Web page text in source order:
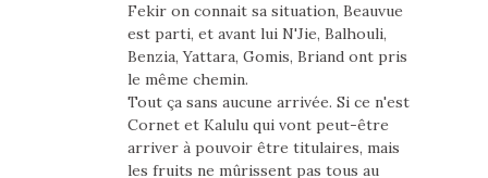
Fekir on connait sa situation, Beauvue
est parti, et avant lui N'Jie, Balhouli,
Benzia, Yattara, Gomis, Briand ont pris
le même chemin.
Tout ça sans aucune arrivée. Si ce n'est
Cornet et Kalulu qui vont peut-être
arriver à pouvoir être titulaires, mais
les fruits ne mûrissent pas tous au